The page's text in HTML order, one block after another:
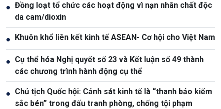
● Đồng loạt tổ chức các hoạt động vì nạn nhân chất độc
da cam/dioxin
● Khuôn khổ liên kết kinh tế ASEAN- Cơ hội cho Việt Nam
● Cụ thể hóa Nghị quyết số 23 và Kết luận số 49 thành
các chương trình hành động cụ thể
● Chủ tịch Quốc hội: Cảnh sát kinh tế là “thanh bảo kiếm
sắc bén” trong đấu tranh phòng, chống tội phạm